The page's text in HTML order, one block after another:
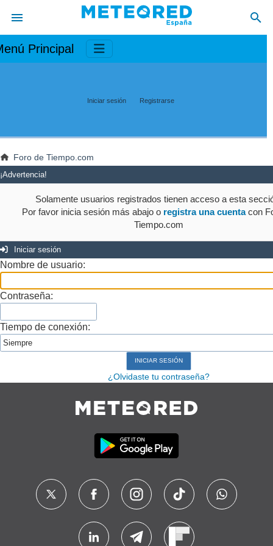
Principal
Iniciar sesión Registrarse
Foro de Tiempo.com
¡Advertencia!
Solamente usuarios registrados tienen acceso a esta
Por favor inicia sesión más abajo o registra una cuentacon
Tiempo.com
Iniciar sesión
Nombre de usuario:
Contraseña:
Tiempo de conexión:
¿Olvidaste tu contraseña?